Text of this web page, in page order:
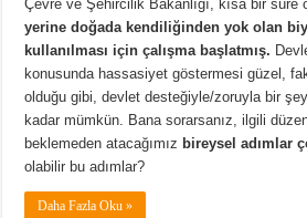
Çevre ve Şehircilik Bakanlığı, kısa bir süre
yerine doğada kendiliğinden yok olan
kullanılması için çalışma başlatmış.
konusunda hassasiyet göstermesi güzel,
olduğu gibi, devlet desteğiyle/zoruyla bir
kadar mümkün. Bana sorarsanız, ilgili
beklemeden atacağımız bireysel adımlar
olabilir bu adımlar?
Daha Fazla Oku »